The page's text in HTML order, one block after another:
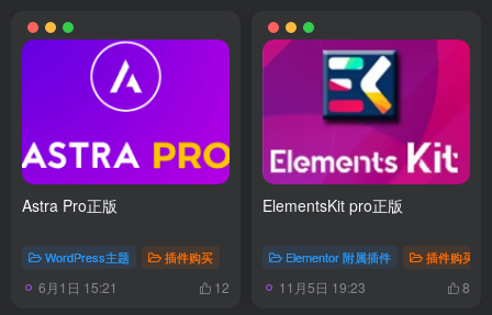
Astra Pro正版
WordPress主题 插件购买
6月1日 15:21 12
ElementsKit pro正版
Elementor 附属插件 插件购买
11月5日 19:23 8